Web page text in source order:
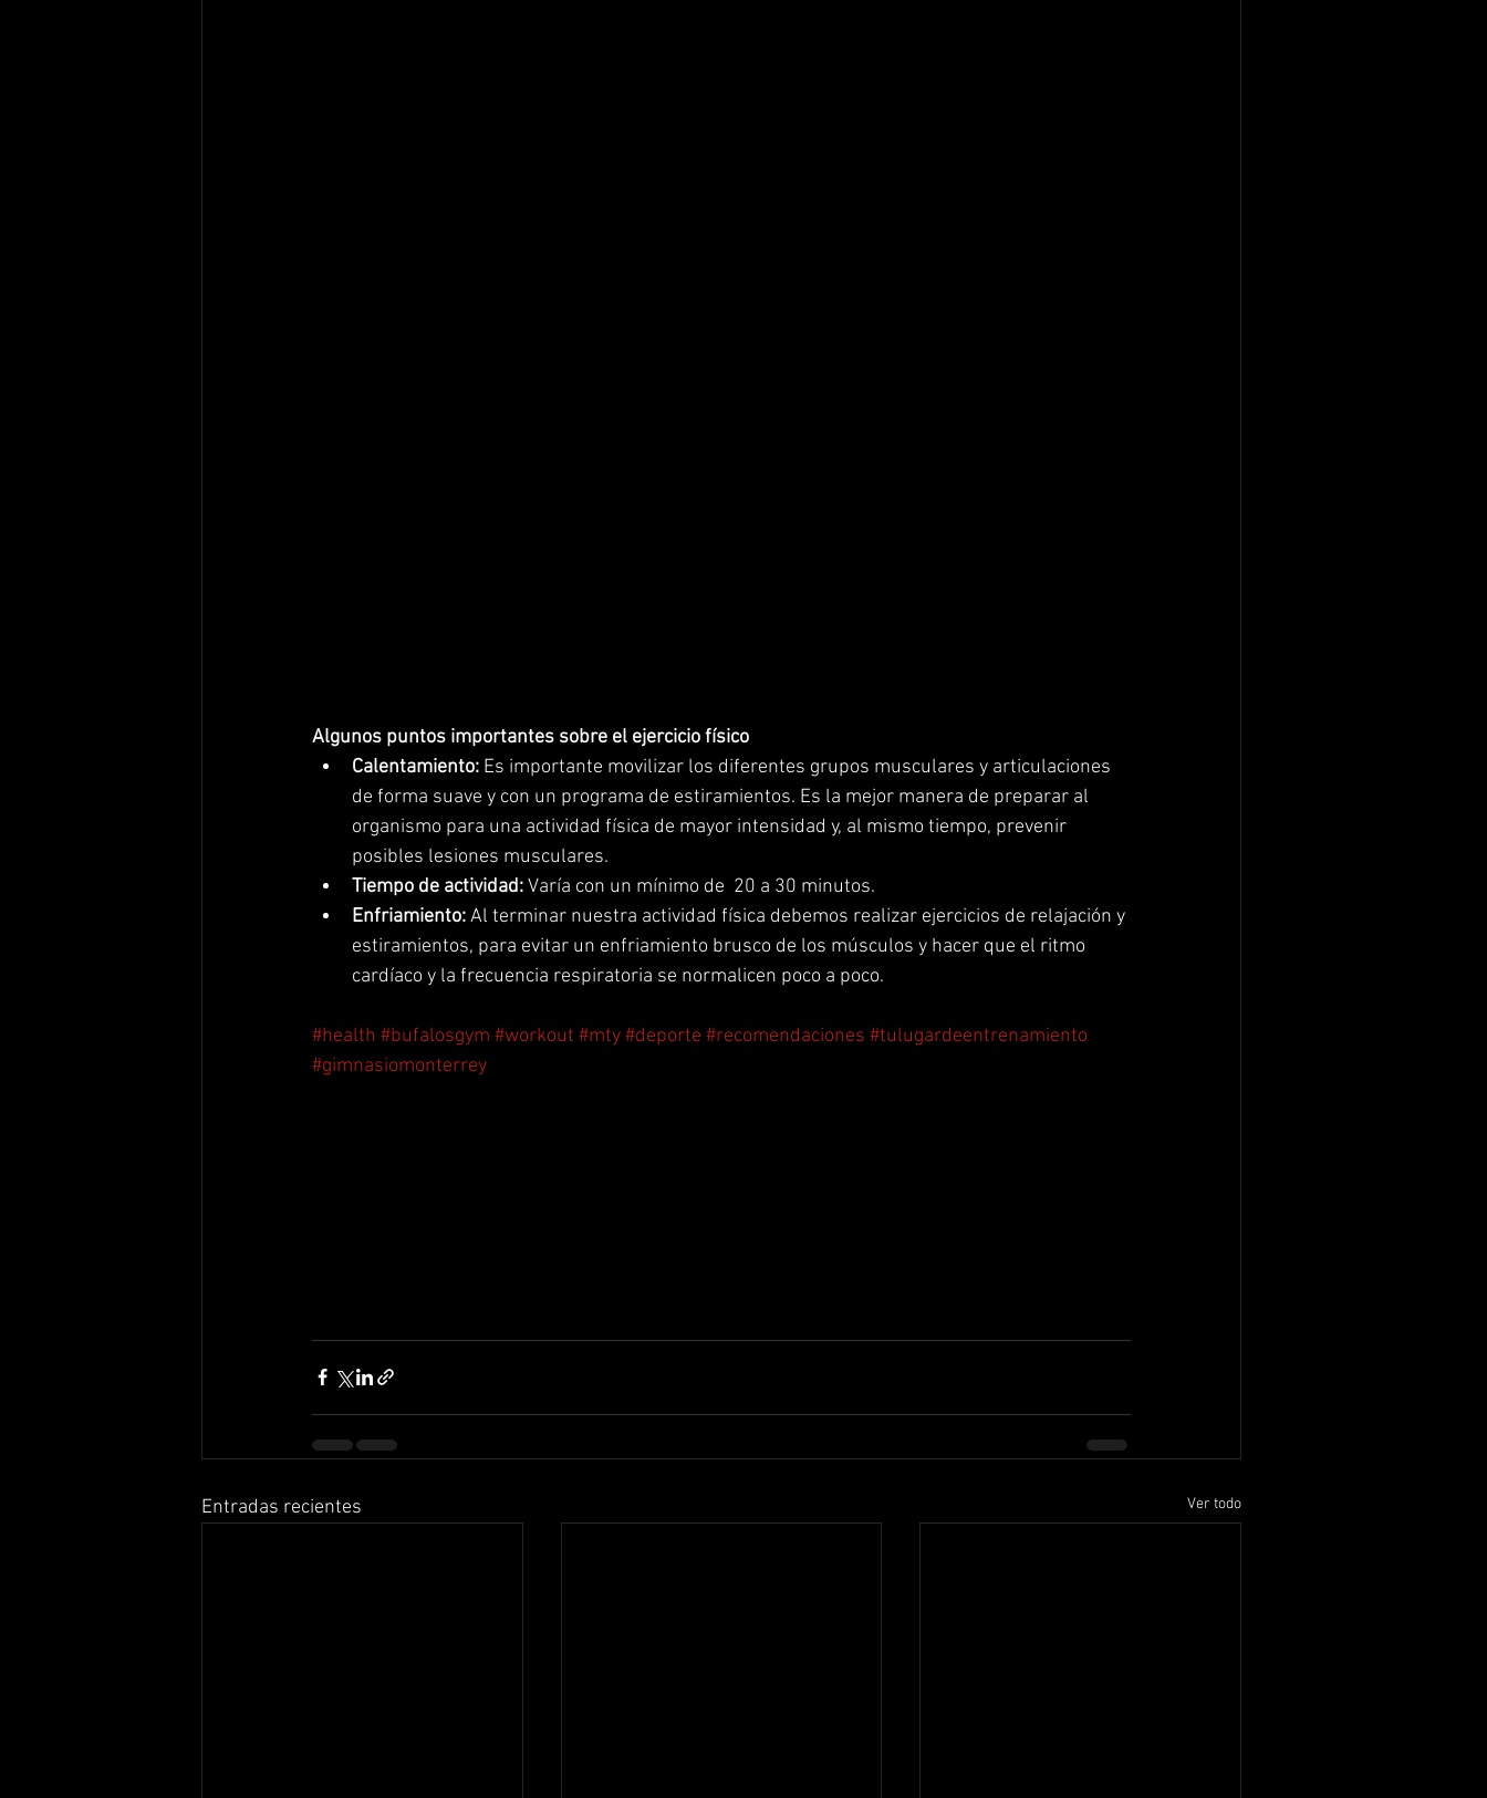
Algunos puntos importantes sobre el ejercicio físico
Calentamiento: Es importante movilizar los diferentes grupos musculares y articulaciones
de forma suave y con un programa de estiramientos. Es la mejor manera de preparar al
organismo para una actividad física de mayor intensidad y, al mismo tiempo, prevenir
posibles lesiones musculares.
Tiempo de actividad: Varía con un mínimo de  20 a 30 minutos.
Enfriamiento: Al terminar nuestra actividad física debemos realizar ejercicios de relajación y
estiramientos, para evitar un enfriamiento brusco de los músculos y hacer que el ritmo
cardíaco y la frecuencia respiratoria se normalicen poco a poco.
#health #bufalosgym #workout #mty#deporte #recomendaciones #tulugardeentrenamiento
#gimnasiomonterrey
Entradas recientes Ver todo